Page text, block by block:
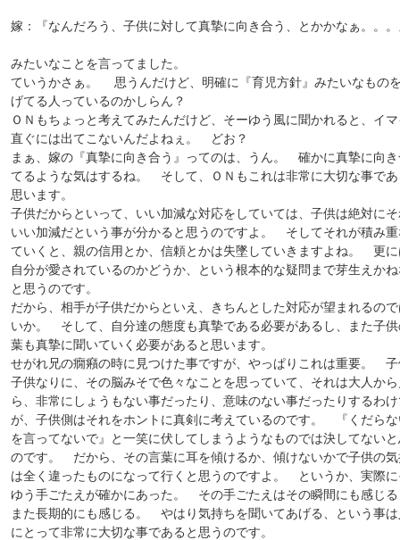
嫁：『なんだろう、子供に対して真摯に向き合う、とかかなぁ。。
みたいなことを言ってました。
ていうかさぁ。 思うんだけど、明確に『育児方針』みたいなもの
げてる人っているのかしらん？
ＯＮもちょっと考えてみたんだけど、そーゆう風に聞かれると、イ
直ぐには出てこないんだよねぇ。 どお？
まぁ、嫁の『真摯に向き合う』ってのは、うん。 確かに真摯に向
てるような気はするね。 そして、ＯＮもこれは非常に大切な事で
思います。
子供だからといって、いい加減な対応をしていては、子供は絶対に
いい加減だという事が分かると思うのですよ。 そしてそれが積み
ていくと、親の信用とか、信頼とかは失墜していきますよね。 更
自分が愛されているのかどうか、という根本的な疑問まで芽生えか
と思うのです。
だから、相手が子供だからといえ、きちんとした対応が望まれるの
いか。 そして、自分達の態度も真摯である必要があるし、また子
葉も真摯に聞いていく必要があると思います。
せがれ兄の癇癪の時に見つけた事ですが、やっぱりこれは重要。
子供なりに、その脳みそで色々なことを思っていて、それは大人か
ら、非常にしょうもない事だったり、意味のない事だったりするわ
が、子供側はそれをホントに真剣に考えているのです。 『くだら
を言ってないで』と一笑に伏してしまうようなものでは決してない
のです。 だから、その言葉に耳を傾けるか、傾けないかで子供の
は全く違ったものになって行くと思うのですよ。 というか、実際
ゆう手ごたえが確かにあった。 その手ごたえはその瞬間にも感じ
また長期的にも感じる。 やはり気持ちを聞いてあげる、という事
にとって非常に大切な事であると思うのです。